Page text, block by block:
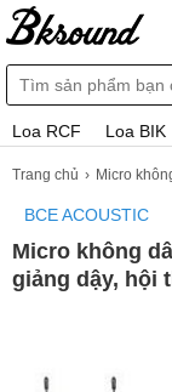
Loa RCF Loa BIK
Trang chủ Micro
BCE ACOUSTIC
Micro không
giảng dậy, hội